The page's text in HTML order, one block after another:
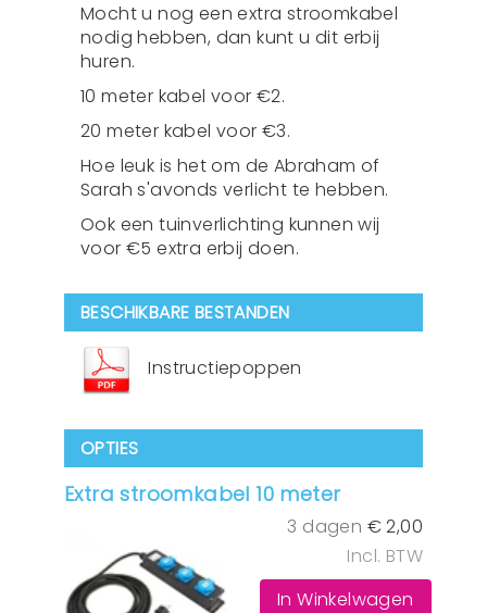
Mocht u nog een extra stroomkabel
nodig hebben, dan kunt u dit erbij
huren.
10 meter kabel voor €2.
20 meter kabel voor €3.
Hoe leuk is het om de Abraham of
Sarah s'avonds verlicht te hebben.
Ook een tuinverlichting kunnen wij
voor €5 extra erbij doen.
BESCHIKBARE BESTANDEN
Instructiepoppen
OPTIES
Extra stroomkabel 10 meter
3 dagen €2,00
Incl. BTW
In Winkelwagen